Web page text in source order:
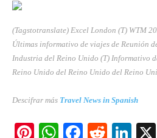
(Tagstotranslate) Excel London (T) WTM
Últimas informativo de viajes de Reunión
Industria del Reino Unido (T) Informativo
Reino Unido del Reino Unido del Reino
Descifrar más Travel News in Spanish
Pi W F R Li